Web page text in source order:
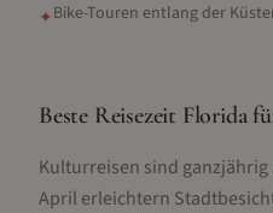
✦Bike-Touren entlang der
Beste Reisezeit Florida
Kulturreisen sind
April erleichtern